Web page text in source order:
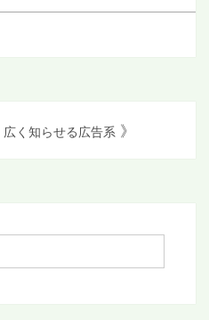
広く知らせる広告系 》